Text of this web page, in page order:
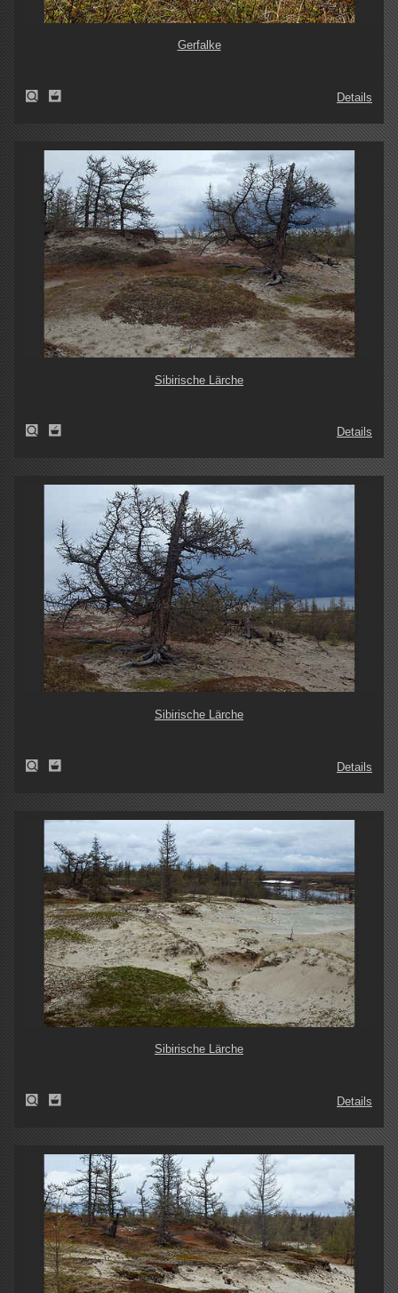
Gerfalke
Details
Sibirische Lärche
Details
Sibirische Lärche
Details
Sibirische Lärche
Details